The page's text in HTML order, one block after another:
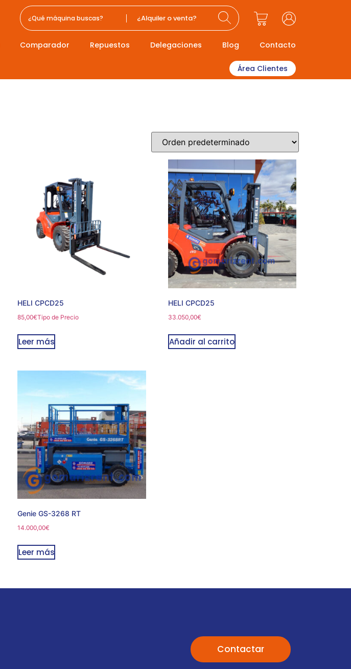
¿Alquiler o venta?
Comparador Repuestos Delegaciones Blog Contacto
Área Clientes
HELI CPCD25
85,00€Tipo de Precio
Leer más
HELI CPCD25
33.050,00€
Añadir al carrito
Genie GS-3268 RT
14.000,00€
Leer más
Contactar